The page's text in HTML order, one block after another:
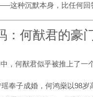
这种沉默本身，比任何回
：何猷君的豪
，何猷君似乎被推上了一
奉子成婚，何鸿燊以98